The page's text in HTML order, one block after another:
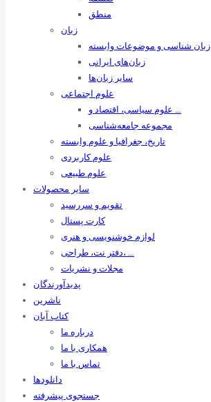
منطق
زبان
زبان ‌شناسی و موضوعات وابسته
زبان‌های ایرانی
سایر زبان‌ها
علوم اجتماعی
علوم سیاسی، اقتصاد و …
مجموعه جامعه‌شناسی
تاریخ، جغرافیا و علوم وابسته
علوم کاربردی
علوم طبیعی
سایر محصولات
تقویم و سررسید
کارت پستال
لوازم خوشنویسی و هنری
دفتر نت، طراحی، …
مجلات و نشریات
پدیدآورندگان
ناشرین
کتاب آبان
درباره ما
همکاری با ما
تماس با ما
دانلودها
جستجوی پیشرفته